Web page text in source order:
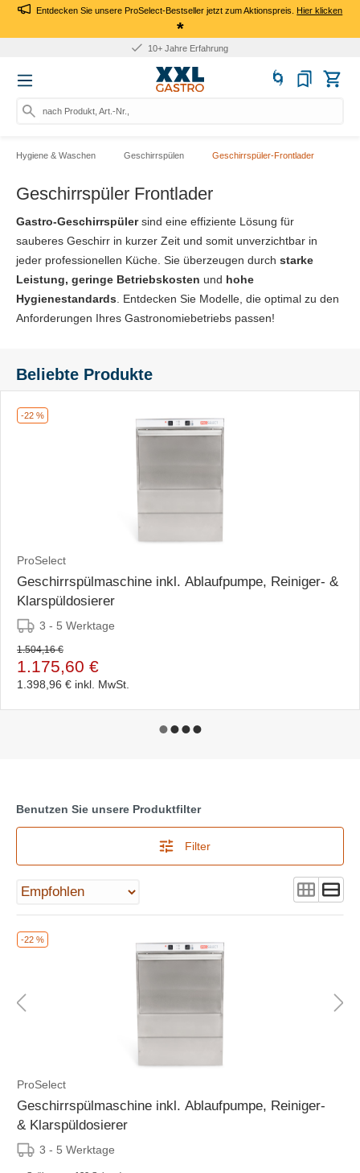
Entdecken Sie unsere ProSelect-Bestseller jetzt zum Aktionspreis.Hier klicken
*
Für Firmen: Kauf auf Rechnung
nach Produkt, Art.-Nr., Marke suc
Hygiene & Waschen Geschirrspülen Geschirrspüler-Frontlader
Geschirrspüler Frontlader
Gastro-Geschirrspülersind eine effiziente Lösung für
sauberes Geschirr in kurzer Zeit und somit unverzichtbar in
jeder professionellen Küche. Sie überzeugen durch starke
Leistung, geringe Betriebskosten und hohe
Hygienestandards . Entdecken Sie Modelle, die optimal zu den
Anforderungen Ihres Gastronomiebetriebs passen!
Beliebte Produkte
-22 %
ProSelect
Geschirrspülmaschine inkl. Ablaufpumpe, Reiniger- &
Klarspüldosierer
3 - 5 Werktage
1.504,16 €
1.175,60 €
1.398,96 € inkl. MwSt.
Benutzen Sie unsere Produktfilter
Filter
-22 %
ProSelect
Geschirrspülmaschine inkl. Ablaufpumpe, Reiniger-
& Klarspüldosierer
3 - 5 Werktage